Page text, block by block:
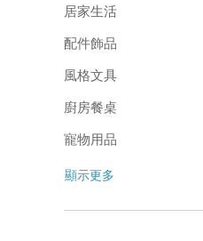
居家生活
配件飾品
風格文具
廚房餐桌
寵物用品
顯示更多